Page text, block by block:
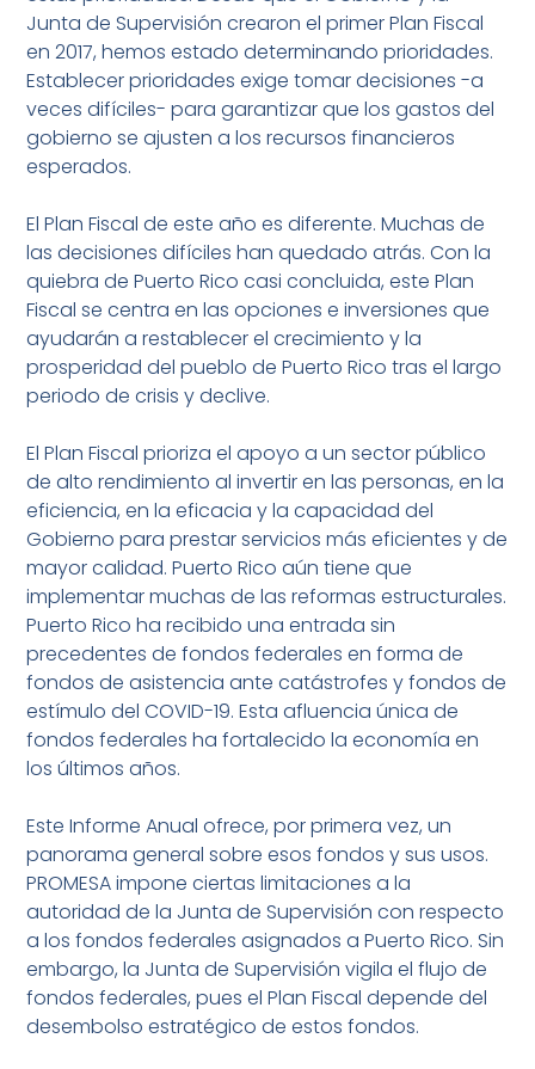
Junta de Supervisión crearon el primer Plan Fiscal
en 2017, hemos estado determinando prioridades.
Establecer prioridades exige tomar decisiones -a
veces difíciles- para garantizar que los gastos del
gobierno se ajusten a los recursos financieros
esperados.
El Plan Fiscal de este año es diferente. Muchas de
las decisiones difíciles han quedado atrás. Con la
quiebra de Puerto Rico casi concluida, este Plan
Fiscal se centra en las opciones e inversiones que
ayudarán a restablecer el crecimiento y la
prosperidad del pueblo de Puerto Rico tras el largo
periodo de crisis y declive.
El Plan Fiscal prioriza el apoyo a un sector público
de alto rendimiento al invertir en las personas, en la
eficiencia, en la eficacia y la capacidad del
Gobierno para prestar servicios más eficientes y de
mayor calidad. Puerto Rico aún tiene que
implementar muchas de las reformas estructurales.
Puerto Rico ha recibido una entrada sin
precedentes de fondos federales en forma de
fondos de asistencia ante catástrofes y fondos de
estímulo del COVID-19. Esta afluencia única de
fondos federales ha fortalecido la economía en
los últimos años.
Este Informe Anual ofrece, por primera vez, un
panorama general sobre esos fondos y sus usos.
PROMESA impone ciertas limitaciones a la
autoridad de la Junta de Supervisión con respecto
a los fondos federales asignados a Puerto Rico. Sin
embargo, la Junta de Supervisión vigila el flujo de
fondos federales, pues el Plan Fiscal depende del
desembolso estratégico de estos fondos.